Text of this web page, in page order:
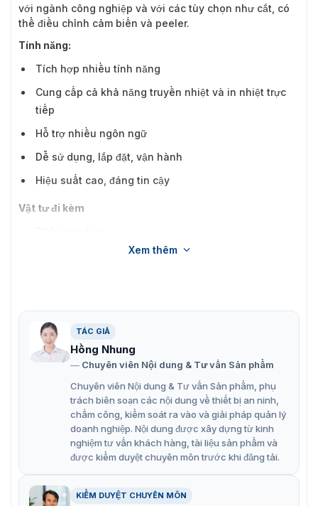
với ngành công nghiệp và với các tùy chọn như cắt, có
thể điều chỉnh cảm biến và peeler.
Tính năng:
Tích hợp nhiều tính năng
Cung cấp cả khả năng truyền nhiệt và in nhiệt trực
tiếp
Hỗ trợ nhiều ngôn ngữ
Dễ sử dụng, lắp đặt, vận hành
Hiệu suất cao, đáng tin cậy
Vật tư đi kèm
Xem thêm
TÁC GIẢ
Hồng Nhung
Chuyên viên Nội dung & Tư vấn Sản phẩm
Chuyên viên Nội dung & Tư vấn Sản phẩm, phụ
trách biên soạn các nội dung về thiết bị an ninh,
chấm công, kiểm soát ra vào và giải pháp quản lý
doanh nghiệp. Nội dung được xây dựng từ kinh
nghiệm tư vấn khách hàng, tài liệu sản phẩm và
được kiểm duyệt chuyên môn trước khi đăng tải.
KIỂM DUYỆT CHUYÊN MÔN